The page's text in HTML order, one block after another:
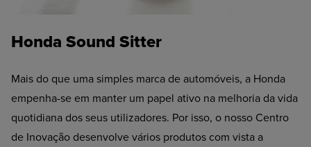
Honda Sound Sitter
Mais do que uma simples marca de automóveis, a Honda
empenha-se em manter um papel ativo na melhoria da vida
quotidiana dos seus utilizadores. Por isso, o nosso Centro
de Inovação desenvolve vários produtos com vista a